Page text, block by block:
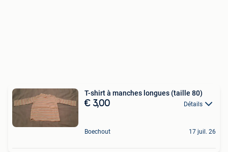
T-shirt à manches longues (taille 80)
€ 3,00 Détails
Boechout 17 juil. 26